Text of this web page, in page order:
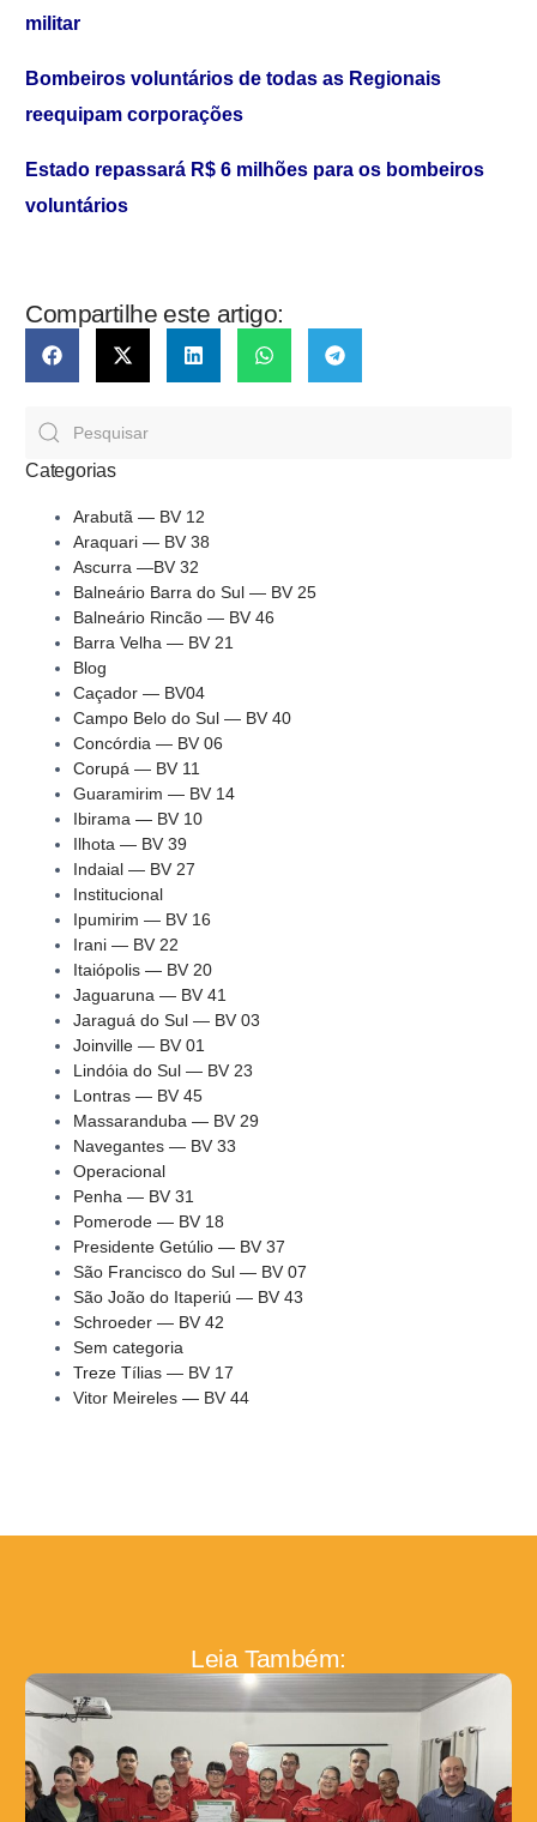
militar
Bombeiros voluntários de todas as Regionais
reequipam corporações
Estado repassará R$ 6 milhões para os bombeiros
voluntários
Compartilhe este artigo:
Categorias
Arabutã — BV 12
Araquari — BV 38
Ascurra —BV 32
Balneário Barra do Sul — BV 25
Balneário Rincão — BV 46
Barra Velha — BV 21
Blog
Caçador — BV04
Campo Belo do Sul — BV 40
Concórdia — BV 06
Corupá — BV 11
Guaramirim — BV 14
Ibirama — BV 10
Ilhota — BV 39
Indaial — BV 27
Institucional
Ipumirim — BV 16
Irani — BV 22
Itaiópolis — BV 20
Jaguaruna — BV 41
Jaraguá do Sul — BV 03
Joinville — BV 01
Lindóia do Sul — BV 23
Lontras — BV 45
Massaranduba — BV 29
Navegantes — BV 33
Operacional
Penha — BV 31
Pomerode — BV 18
Presidente Getúlio — BV 37
São Francisco do Sul — BV 07
São João do Itaperiú — BV 43
Schroeder — BV 42
Sem categoria
Treze Tílias — BV 17
Vitor Meireles — BV 44
Leia Também: